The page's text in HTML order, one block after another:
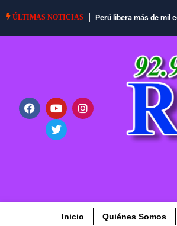
ÚLTIMAS NOTICIAS
oro y otros mineralesGobierno de Keiko
ministerio en ser
Inicio Quiénes Somos